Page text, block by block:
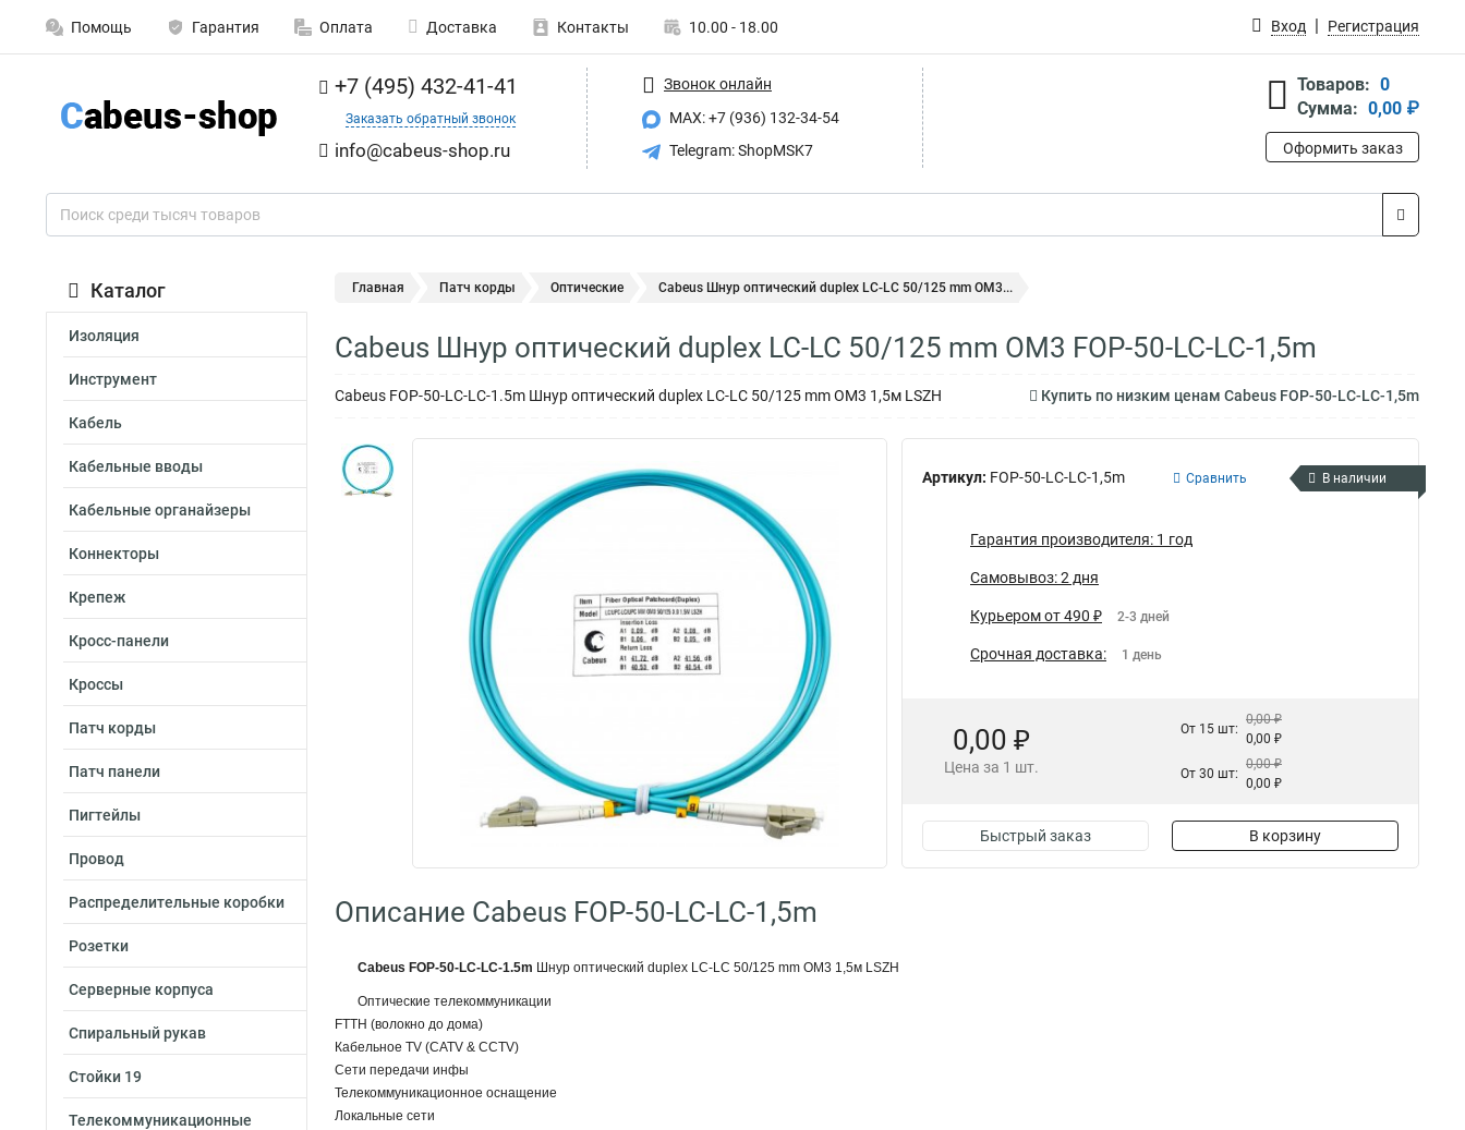
Помощь Гарантия Оплата Доставка Контакты 10.00 - 18.00 Вход Регистрация
+7 (495) 432-41-41
Заказать обратный звонок
info@cabeus-shop.ru
Звонок онлайн
MAX: +7 (936) 132-34-54
Telegram: ShopMSK7
Товаров: 0
Сумма: 0,00 ₽
Оформить заказ
Каталог
Изоляция
Инструмент
Кабель
Кабельные вводы
Кабельные органайзеры
Коннекторы
Крепеж
Кросс-панели
Кроссы
Патч корды
Патч панели
Пигтейлы
Провод
Распределительные коробки
Розетки
Серверные корпуса
Спиральный рукав
Стойки 19
Телекоммуникационные
Главная Патч корды Оптические Cabeus Шнур оптический duplex LC-LC 50/125 mm OM3...
Cabeus Шнур оптический duplex LC-LC 50/125 mm OM3 FOP-50-LC-LC-1,5m
Cabeus FOP-50-LC-LC-1.5m Шнур оптический duplex LC-LC 50/125 mm OM3 1,5м LSZH Купить по низким ценам Cabeus FOP-50-LC-LC-1,5m
Артикул: FOP-50-LC-LC-1,5m Сравнить В наличии
Гарантия производителя: 1 год
Самовывоз: 2 дня
Курьером от 490 ₽ 2-3 дней
Срочная доставка: 1 день
0,00 ₽
Цена за 1 шт.
От 15 шт:
0,00 ₽
0,00 ₽
От 30 шт:
0,00 ₽
0,00 ₽
Быстрый заказ В корзину
Описание Cabeus FOP-50-LC-LC-1,5m
Cabeus FOP-50-LC-LC-1.5m Шнур оптический duplex LC-LC 50/125 mm OM3 1,5м LSZH
Оптические телекоммуникации
FTTH (волокно до дома)
Кабельное TV (CATV & CCTV)
Сети передачи инфы
Телекоммуникационное оснащение
Локальные сети